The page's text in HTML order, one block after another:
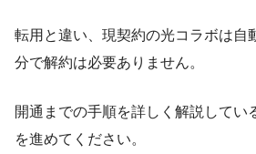
(受付時間
転用と違い、現契約の光コラボは自
分で解約は必要ありません。
開通までの手順を詳しく解説してい
を進めてください。